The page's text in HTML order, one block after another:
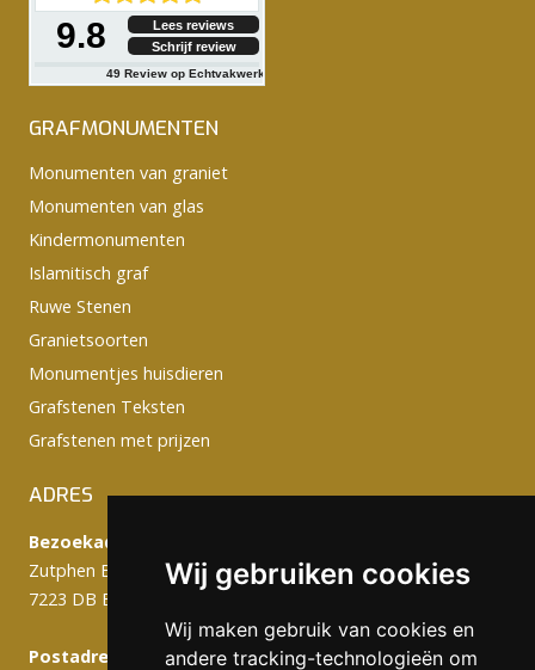
Wij gebruiken cookies
Wij maken gebruik van cookies en
andere tracking-technologieën om
9.8
Lees reviews
Schrijf review
49 Review op Echtvakwerk
GRAFMONUMENTEN
Monumenten van graniet
Monumenten van glas
Kindermonumenten
Islamitisch graf
Ruwe Stenen
Granietsoorten
Monumentjes huisdieren
Grafstenen Teksten
Grafstenen met prijzen
ADRES
Bezoekadres:
Zutphen Emmerikseweg 103C
7223 DB Baak
Postadres (werkplaats):